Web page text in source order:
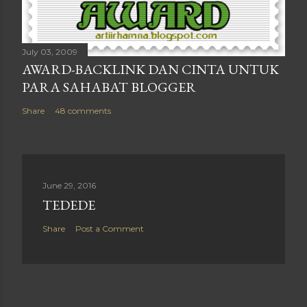
July 03, 2009
AWARD-BACKLINK DAN CINTA UNTUK
PARA SAHABAT BLOGGER
Share 48 comments
June 29, 2016
TEDEDE
Share Post a Comment